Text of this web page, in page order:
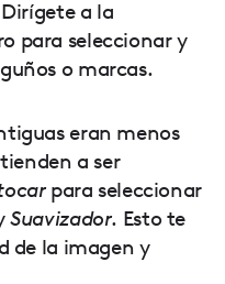
a la
para seleccionar y
o marcas.
eran menos
a ser
para seleccionar
Suavizador. Esto te
de la imagen y